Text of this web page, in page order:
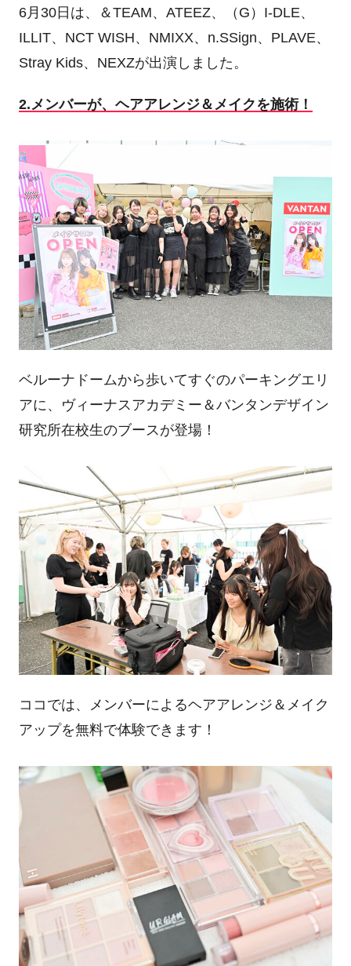
6月30日は、＆TEAM、ATEEZ、（G）I-DLE、
ILLIT、NCT WISH、NMIXX、n.SSign、PLAVE、
Stray Kids、NEXZが出演しました。
2.メンバーが、ヘアアレンジ＆メイクを施術！
ベルーナドームから歩いてすぐのパーキングエリ
アに、ヴィーナスアカデミー＆バンタンデザイン
研究所在校生のブースが登場！
ココでは、メンバーによるヘアアレンジ＆メイク
アップを無料で体験できます！